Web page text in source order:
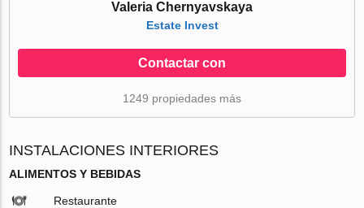
Valeria Chernyavskaya
Estate Invest
Contactar con
1249 propiedades más
INSTALACIONES INTERIORES
ALIMENTOS Y BEBIDAS
Restaurante